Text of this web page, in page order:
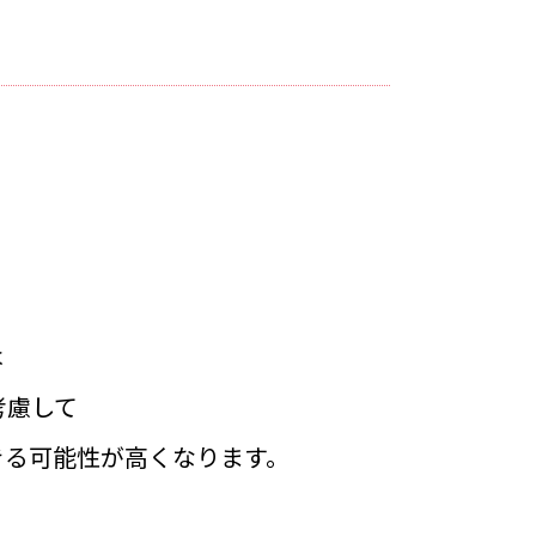
して
可能性が高くなります。